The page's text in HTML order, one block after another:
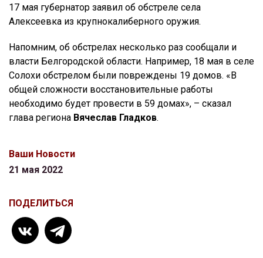
17 мая губернатор заявил об обстреле села
Алексеевка из крупнокалиберного оружия.
Напомним, об обстрелах несколько раз сообщали и
власти Белгородской области. Например, 18 мая в селе
Солохи обстрелом были повреждены 19 домов. «В
общей сложности восстановительные работы
необходимо будет провести в 59 домах», – сказал
глава региона Вячеслав Гладков.
Ваши Новости
21 мая 2022
ПОДЕЛИТЬСЯ